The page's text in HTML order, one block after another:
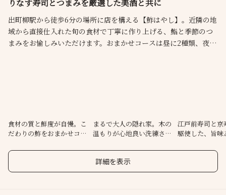
りなす寿司とつまみを厳選した美酒と共に
出町柳駅から徒歩6分の場所に店を構える【鮓はやし】。近隣の地
域から直接仕入れた旬の食材で丁寧に作り上げる、鮨と季節のつ
まみをお愉しみいただけます。おまかせコースは昼に2種類、夜は
食材の質と鮮度が自慢。こ
だわりの鮓をおまかせコー
まるで大人の隠れ家。木の
温もりが心地良い洗練され
江戸前寿司と京
駆使した、旨味
詳細を表示